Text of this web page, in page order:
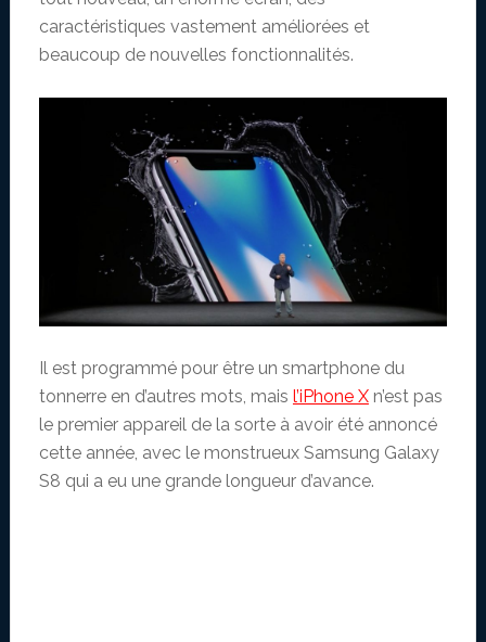
caractéristiques vastement améliorées et
beaucoup de nouvelles fonctionnalités.
Il est programmé pour être un smartphone du
tonnerre en d’autres mots, mais l’iPhone Xn’est pas
le premier appareil de la sorte à avoir été annoncé
cette année, avec le monstrueux Samsung Galaxy
S8 qui a eu une grande longueur d’avance.